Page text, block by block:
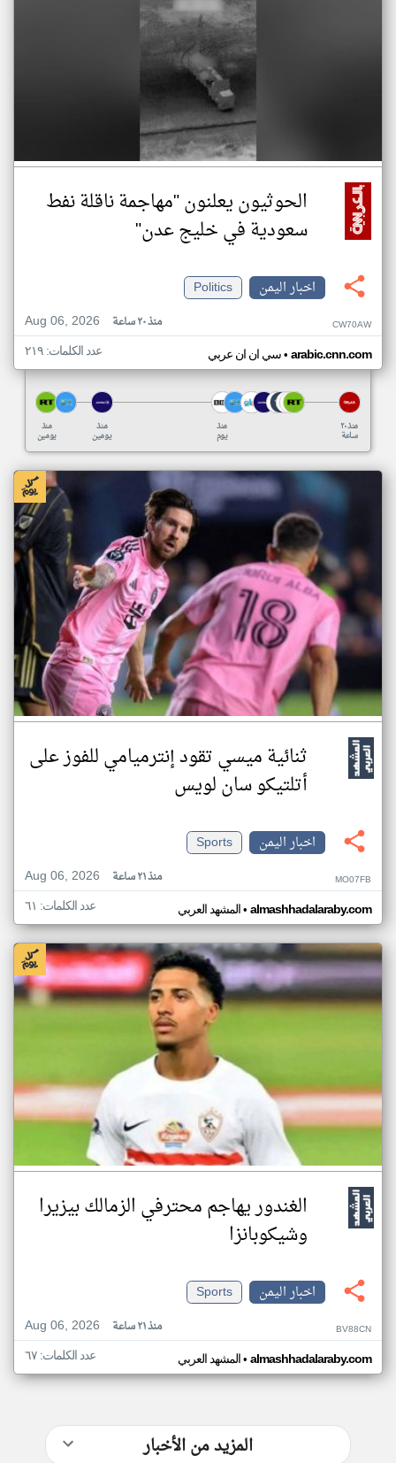
الحوثيون يعلنون "مهاجمة ناقلة نفط
سعودية في خليج عدن"
اخبار اليمن
Politics
Aug 06, 2026
منذ ٢٠ ساعة CW70AW
سي ان ان عربي• arabic.cnn.com عدد الكلمات: ٢١٩
منذ
يومين
منذ
يومين
منذ
يوم
منذ ٢٠
ساعة
ثنائية ميسي تقود إنترميامي للفوز على
أتلتيكو سان لويس
اخبار اليمن
Sports
Aug 06, 2026
منذ ٢١ ساعة MO07FB
المشهد العربي• almashhadalaraby.com عدد الكلمات: ٦١
الغندور يهاجم محترفي الزمالك بيزيرا
وشيكوبانزا
اخبار اليمن
Sports
Aug 06, 2026
منذ ٢١ ساعة BV88CN
المشهد العربي• almashhadalaraby.com عدد الكلمات: ٦٧
المزيد من الأخبار